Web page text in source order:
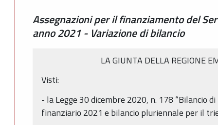
Assegnazioni per il finanziamento del
anno 2021 - Variazione di bilancio
LA GIUNTA DELLA REGIONE
Visti:
- la Legge 30 dicembre 2020, n. 178 “Bilancio
finanziario 2021 e bilancio pluriennale per il